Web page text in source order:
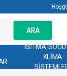
ARA
ISITMA-
KLİMA